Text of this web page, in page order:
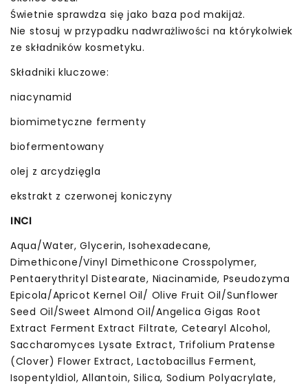
Świetnie sprawdza się jako baza pod makijaż.
Nie stosuj w przypadku nadwrażliwości na którykolwiek
ze składników kosmetyku.
Składniki kluczowe:
niacynamid
biomimetyczne fermenty
biofermentowany
olej z arcydzięgla
ekstrakt z czerwonej koniczyny
INCI
Aqua/Water, Glycerin, Isohexadecane,
Dimethicone/Vinyl Dimethicone Crosspolymer,
Pentaerythrityl Distearate, Niacinamide, Pseudozyma
Epicola/Apricot Kernel Oil/ Olive Fruit Oil/Sunflower
Seed Oil/Sweet Almond Oil/Angelica Gigas Root
Extract Ferment Extract Filtrate, Cetearyl Alcohol,
Saccharomyces Lysate Extract, Trifolium Pratense
(Clover) Flower Extract, Lactobacillus Ferment,
Isopentyldiol, Allantoin, Silica, Sodium Polyacrylate,